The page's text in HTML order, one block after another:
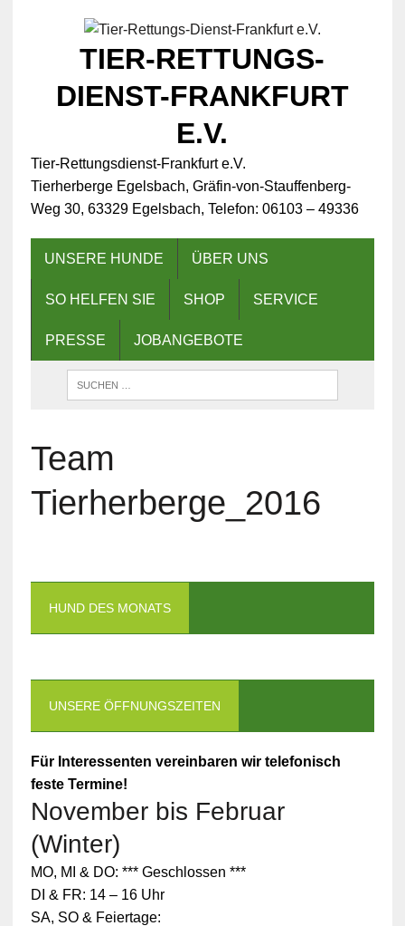
TIER-RETTUNGS-
DIENST-FRANKFURT
E.V.
Tier-Rettungsdienst-Frankfurt e.V.
Tierherberge Egelsbach, Gräfin-von-Stauffenberg-
Weg 30, 63329 Egelsbach, Telefon: 06103 – 49336
UNSERE HUNDE ÜBER UNS
SO HELFEN SIE SHOP SERVICE
PRESSE JOBANGEBOTE
Team
Tierherberge_2016
HUND DES MONATS
UNSERE ÖFFNUNGSZEITEN
Für Interessenten vereinbaren wir telefonisch
feste Termine!
November bis Februar
(Winter)
MO, MI & DO: *** Geschlossen ***
DI & FR: 14 – 16 Uhr
SA, SO & Feiertage: